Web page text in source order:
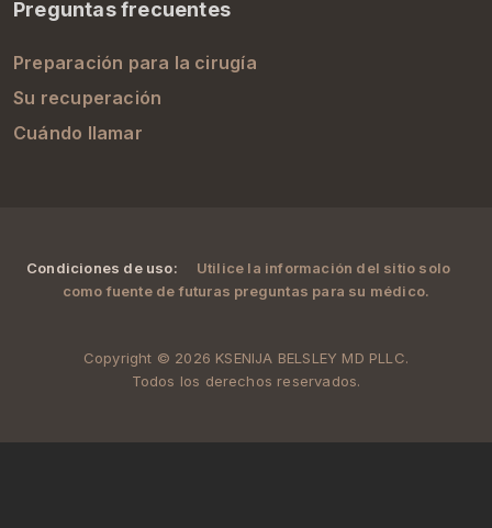
Preguntas frecuentes
Preparación para la cirugía
Su recuperación
Cuándo llamar
Condiciones de uso:
Utilice la información del sitio solo
como fuente de futuras preguntas para su médico.
Copyright © 2026 KSENIJA BELSLEY MD PLLC.
Todos los derechos reservados.